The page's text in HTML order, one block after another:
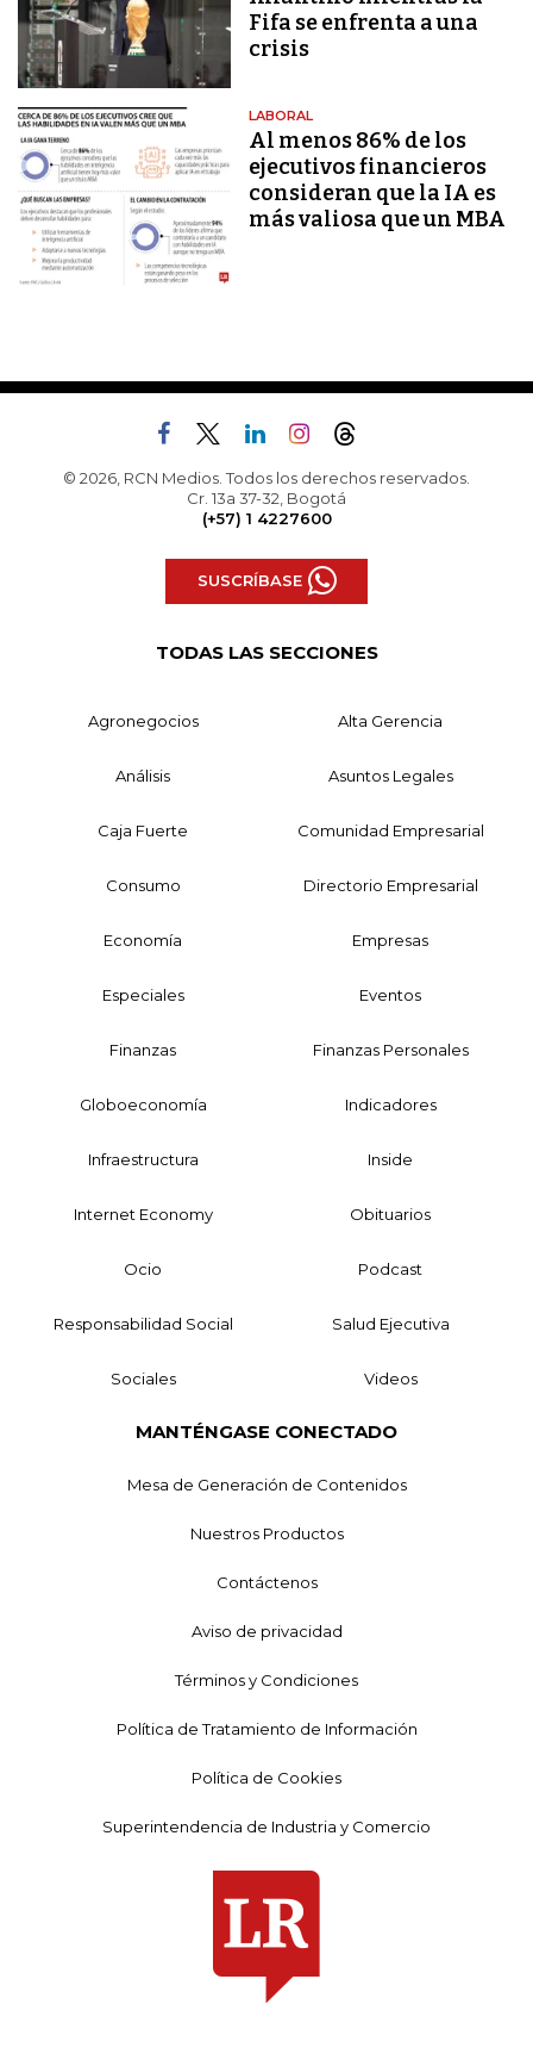
Fifa se enfrenta a una
crisis
LABORAL
Al menos 86% de los
ejecutivos financieros
consideran que la IA es
más valiosa que un MBA
© 2026, RCN Medios. Todos los derechos reservados.
Cr. 13a 37-32, Bogotá
(+57) 1 4227600
SUSCRÍBASE
TODAS LAS SECCIONES
Agronegocios Alta Gerencia
Análisis Asuntos Legales
Caja Fuerte Comunidad Empresarial
Consumo Directorio Empresarial
Economía Empresas
Especiales Eventos
Finanzas Finanzas Personales
Globoeconomía Indicadores
Infraestructura Inside
Internet Economy Obituarios
Ocio Podcast
Responsabilidad Social Salud Ejecutiva
Sociales Videos
MANTÉNGASE CONECTADO
Mesa de Generación de Contenidos
Nuestros Productos
Contáctenos
Aviso de privacidad
Términos y Condiciones
Política de Tratamiento de Información
Política de Cookies
Superintendencia de Industria y Comercio